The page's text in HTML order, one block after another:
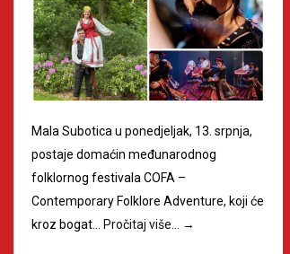
Mala Subotica u ponedjeljak, 13. srpnja,
postaje domaćin međunarodnog
folklornog festivala COFA –
Contemporary Folklore Adventure, koji će
kroz bogat…
Pročitaj više… →